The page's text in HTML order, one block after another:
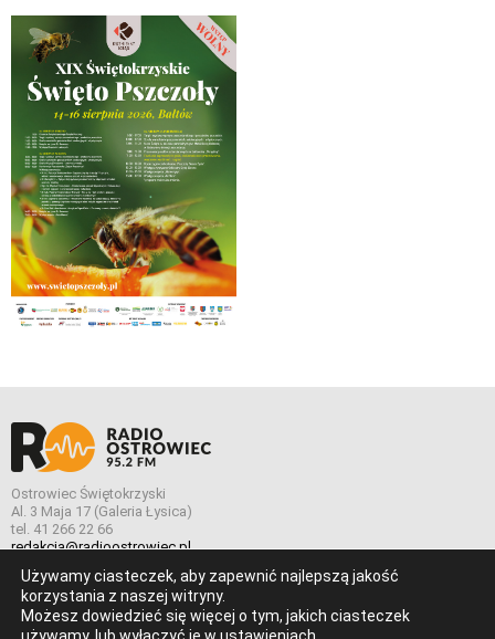
Ostrowiec Świętokrzyski
Al. 3 Maja 17 (Galeria Łysica)
tel. 41 266 22 66
redakcja@radioostrowiec.pl
© Wszelkie prawa zastrzeżone. Radio Ostrowiec 2026 Radio
Używamy ciasteczek, aby zapewnić najlepszą jakość
korzystania z naszej witryny.
Możesz dowiedzieć się więcej o tym, jakich ciasteczek